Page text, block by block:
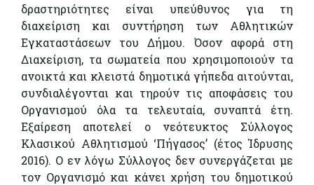
δραστηριότητες είναι υπεύθυνος για τη
διαχείριση και συντήρηση των Αθλητικών
Εγκαταστάσεων του Δήμου. Όσον αφορά στη
Διαχείριση, τα σωματεία που χρησιμοποιούν τα
ανοικτά και κλειστά δημοτικά γήπεδα αιτούνται,
συνδιαλέγονται και τηρούν τις αποφάσεις του
Οργανισμού όλα τα τελευταία, συναπτά έτη.
Εξαίρεση αποτελεί ο νεότευκτος Σύλλογος
Κλασικού Αθλητισμού ‘Πήγασος’ (έτος Ίδρυσης
2016). Ο εν λόγω Σύλλογος δεν συνεργάζεται με
τον Οργανισμό και κάνει χρήση του δημοτικού